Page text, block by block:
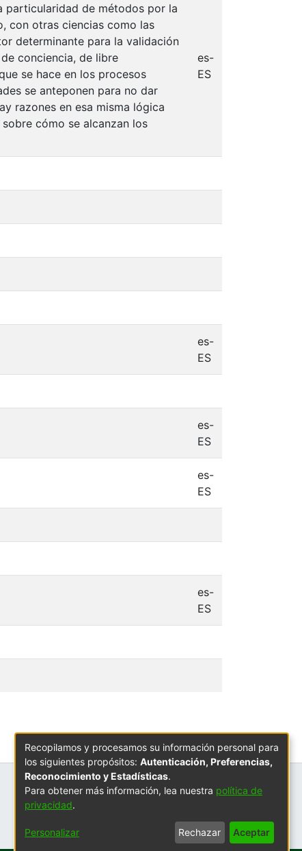
particularidad de métodos por la
con otras ciencias como las
determinante para la validación
conciencia, de libre
se hace en los procesos
se anteponen para no dar
razones en esa misma lógica
cómo se alcanzan los
es-
ES
es-
ES
es-
ES
es-
ES
es-
ES
Recopilamos y procesamos su información personal para
los siguientes propósitos: Autenticación, Preferencias,
Reconocimiento y Estadísticas.
Para obtener más información, lea nuestra política de
privacidad.
Personalizar Rechazar Aceptar